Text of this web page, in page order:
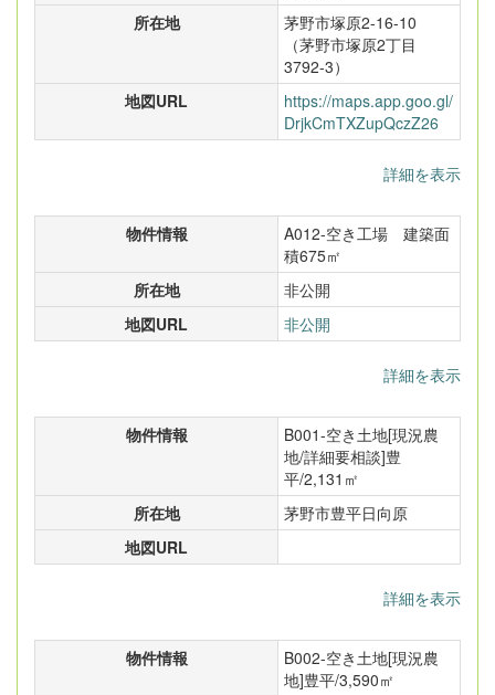
所在地
茅野市塚原2-16-10
（茅野市塚原2丁目
3792-3）
地図URL
https://maps.app.goo.gl/
DrjkCmTXZupQczZ26
詳細を表示
物件情報
A012-空き工場 建築面
積675㎡
所在地
非公開
地図URL
非公開
詳細を表示
物件情報
B001-空き土地[現況農
地/詳細要相談]豊
平/2,131㎡
所在地
茅野市豊平日向原
地図URL
詳細を表示
物件情報
B002-空き土地[現況農
地]豊平/3,590㎡